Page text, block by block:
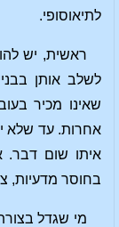
לתיאוסופי.
ראשית, יש
לשלב אותן
שאינו מכיר
אחרות. עד שלא
איתו שום דבר.
בחוסר מדעיות,
מי שגדל